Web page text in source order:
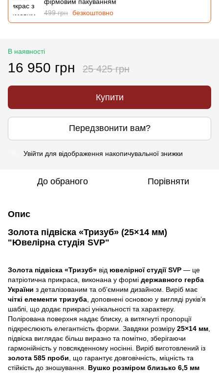
499 грн безкоштовно
В наявності
16 950 грн 25 425 грн
Купити
Передзвонити вам?
Увійти для відображення накопичувальної знижки
До обраного Порівняти
Опис
Золота підвіска «Тризуб» (25×14 мм)
"Ювелірна студія SVP"
Золота підвіска «Тризуб» від ювелірної студії SVP — це
патріотична прикраса, виконана у формі державного герба
України з деталізованим та обʼємним дизайном. Виріб має
чіткі елементи тризуба, доповнені основою у вигляді руків’я
шаблі, що додає прикрасі унікальності та характеру.
Полірована поверхня надає блиску, а витягнуті пропорції
підкреслюють елегантність форми. Завдяки розміру 25×14 мм,
підвіска виглядає більш виразно та помітно, зберігаючи
гармонійність у повсякденному носінні. Виріб виготовлений із
золота 585 проби, що гарантує довговічність, міцність та
стійкість до зношування. Вушко розміром близько 6,5 мм